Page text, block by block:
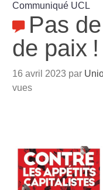
Communiqué UCL
Pas
de paix !
16 avril 2023 par
vues